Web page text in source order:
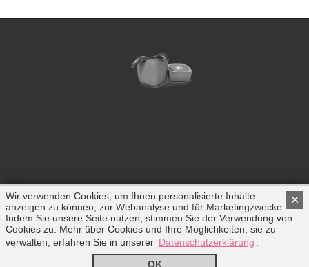
COPYRIGHT © 2018 TRIPLEMIND GMBH.
ALLE RECHTE VORBEHALTEN.
IMPRESSUM|DATENSCHUTZ|KONTAKT
×
Wir verwenden Cookies, um Ihnen personalisierte Inhalte
anzeigen zu können, zur Webanalyse und für Marketingzwecke.
Indem Sie unsere Seite nutzen, stimmen Sie der Verwendung von
Cookies zu. Mehr über Cookies und Ihre Möglichkeiten, sie zu
verwalten, erfahren Sie in unserer Datenschutzerklärung
OK